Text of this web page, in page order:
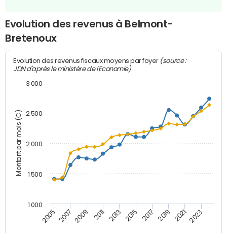
Evolution des revenus à Belmont-
Bretenoux
Montant par mois (€)
Evolution des revenus fiscaux moyens par foyer (source :
JDN d'après le ministère de l'Economie)
2005 2007 2009 2011 2013 2015 2017 2019 2021 2023
1 000
1 500
2 000
2 500
3 000